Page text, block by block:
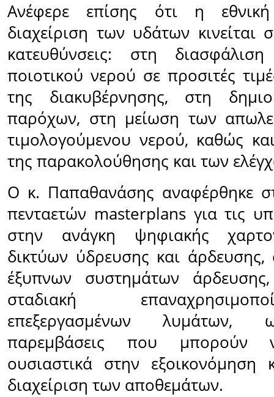
Ανέφερε επίσης ότι η
διαχείριση των υδάτων κινείται
κατευθύνσεις: στη
ποιοτικού νερού σε προσιτές
της διακυβέρνησης, στη
παρόχων, στη μείωση των
τιμολογούμενου νερού, καθώς
της παρακολούθησης και των
Ο κ. Παπαθανάσης αναφέρθηκε
πενταετών masterplans για τις
στην ανάγκη ψηφιακής
δικτύων ύδρευσης και
έξυπνων συστημάτων
σταδιακή
επεξεργασμένων λυμάτων,
παρεμβάσεις που μπορούν
ουσιαστικά στην εξοικονόμηση
διαχείριση των αποθεμάτων.